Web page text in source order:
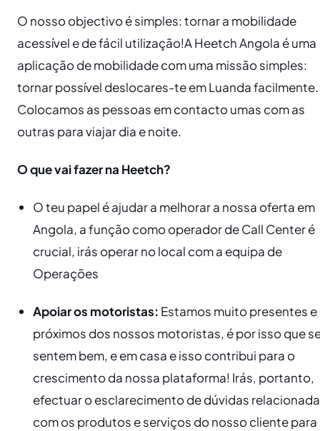
O nosso objectivo é simples: tornar a mobilidade
acessível e de fácil utilização!A Heetch Angola é uma
aplicação de mobilidade com uma missão simples:
tornar possível deslocares-te em Luanda facilmente.
Colocamos as pessoas em contacto umas com as
outras para viajar dia e noite.
O que vai fazer na Heetch?
O teu papel é ajudar a melhorar a nossa oferta em
Angola, a função como operador de Call Center é
crucial, irás operar no local com a equipa de
Operações
Apoiar os motoristas: Estamos muito presentes e
próximos dos nossos motoristas, é por isso que
sentem bem, e em casa e isso contribui para o
crescimento da nossa plataforma! Irás, portanto,
efectuar o esclarecimento de dúvidas
com os produtos e serviços do nosso cliente para